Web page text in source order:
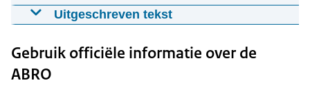
ABRO in het kort: wat u moet weten
Download
Uitgeschreven tekst
uitleg over de Algemene Beveiligingseisen voor
Rijksoverheidsopdrachten, de ABRO. De animatie
Gebruik officiële informatie over de
ABRO